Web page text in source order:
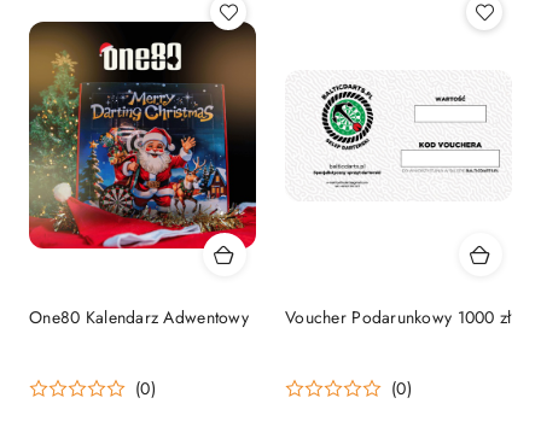
One80 Kalendarz Adwentowy
(0)
Voucher Podarunkowy 1000 zł
(0)